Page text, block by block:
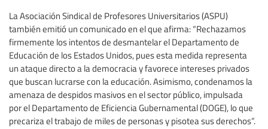
La Asociación Sindical de Profesores Universitarios (ASPU)
también emitió un comunicado en el que afirma: “Rechazamos
firmemente los intentos de desmantelar el Departamento de
Educación de los Estados Unidos, pues esta medida representa
un ataque directo a la democracia y favorece intereses privados
que buscan lucrarse con la educación. Asimismo, condenamos la
amenaza de despidos masivos en el sector público, impulsada
por el Departamento de Eficiencia Gubernamental (DOGE), lo que
precariza el trabajo de miles de personas y pisotea sus derechos”.